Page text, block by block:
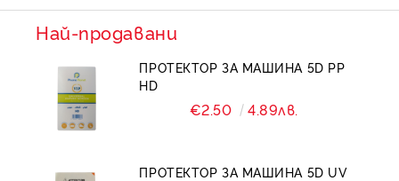
Най-продавани
ПРОТЕКТОР ЗА МАШИНА 5D PP
HD
€2.50 4.89лв.
ПРОТЕКТОР ЗА МАШИНА 5D UV